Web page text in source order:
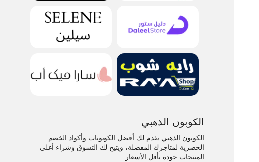
الكوبون الذهبي
الكوبون الذهبي يقدم لك أفضل الكوبونات وأكواد الخصم
الحصرية لمتاجرك المفضلة، ويتيح لك التسوق وشراء أعلى
المنتجات جودة بأقل الأسعار